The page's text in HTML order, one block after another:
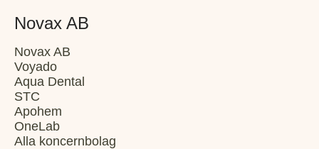
Novax AB
Novax AB
Voyado
Aqua Dental
STC
Apohem
OneLab
Alla koncernbolag